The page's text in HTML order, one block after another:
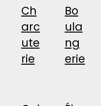
Ch
arc
ute
rie
Bo
ula
ng
erie